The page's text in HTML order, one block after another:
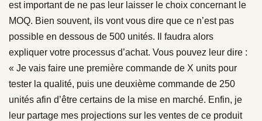
est important de ne pas leur laisser le choix concernant le
MOQ. Bien souvent, ils vont vous dire que ce n’est pas
possible en dessous de 500 unités. Il faudra alors
expliquer votre processus d’achat. Vous pouvez leur dire :
« Je vais faire une première commande de X units pour
tester la qualité, puis une deuxième commande de 250
unités afin d’être certains de la mise en marché. Enfin, je
leur partage mes projections sur les ventes de ce produit